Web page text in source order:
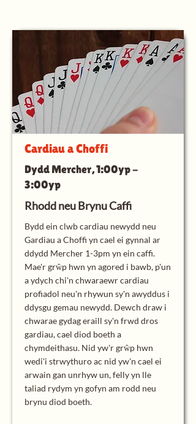
Cardiau a Choffi
Dydd Mercher, 1:00yp -
3:00yp
Rhodd neu Brynu Caffi
Bydd ein clwb cardiau newydd neu
Gardiau a Choffi yn cael ei gynnal ar
ddydd Mercher 1-3pm yn ein caffi.
Mae'r grŵp hwn yn agored i bawb, p'un
a ydych chi'n chwaraewr cardiau
profiadol neu'n rhywun sy'n awyddus i
ddysgu gemau newydd. Dewch draw i
chwarae gydag eraill sy'n frwd dros
gardiau, cael diod boeth a
chymdeithasu. Nid yw'r grŵp hwn
wedi'i strwythuro ac nid yw'n cael ei
arwain gan unrhyw un, felly yn lle
taliad rydym yn gofyn am rodd neu
brynu diod boeth.